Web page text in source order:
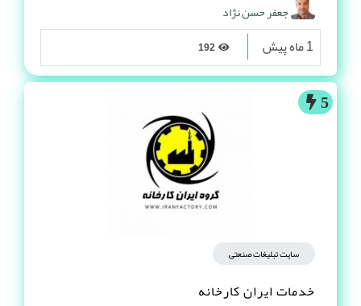
جعفر حسن نژاد
1 ماه پیش
5
سایت تبلیغات صنعتی
خدمات ایران کارخانه